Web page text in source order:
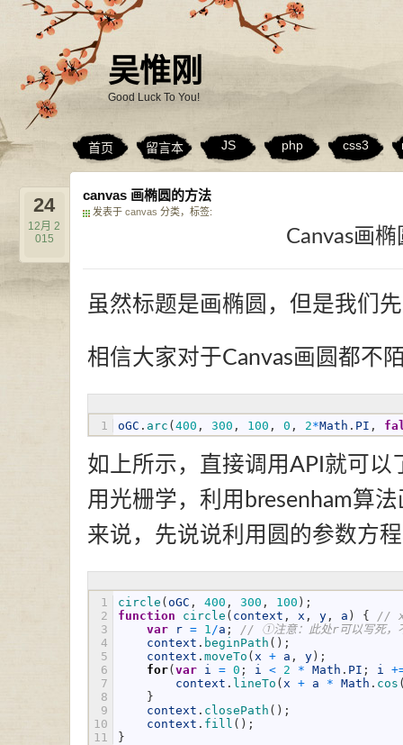
吴惟刚
Good Luck To You!
首页 留言本 JS php css3
canvas 画椭圆的方法
发表于 canvas 分类，标签:
24
12月 2
015
Canvas画
虽然标题是画椭圆，但是我们
相信大家对于Canvas画圆都不
1 oGC . arc (400 , 300 , 100 , 0 , 2*Math . PI ,
如上所示，直接调用API就可
用光栅学，利用bresenham算
来说，先说说利用圆的参数方
1
2
3
4
5
6
7
8
9
10
11
circle ( oGC , 400 , 300 , 100 ) ;
function
circle ( context , x , y , a ) {
//
var
r = 1/a ;
// ①注意：此处r可以写死，
context . beginPath ( ) ;
context . moveTo ( x + a , y ) ;
for( var i = 0 ; i < 2 * Math . PI ; i
context . lineTo ( x + a * Math . cos
}
context . closePath ( ) ;
context . fill ( ) ;
}